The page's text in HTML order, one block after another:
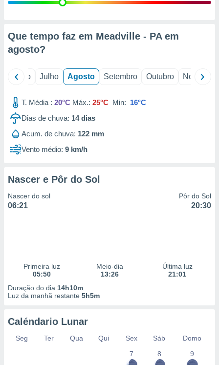
através
estudos
1199
Que tempo faz em Meadville - PA em
agosto?
Junho Julho Agosto Setembro Outubro Novembro
T. Média : 20°C Máx.: 25°C Min: 16°C
Dias de chuva: 14dias
Acum. de chuva: 122 mm
Vento médio: 9 km/h
Nascer e Pôr do Sol
Nascer do sol
06:21
Pôr do Sol
20:30
Primeira luz
05:50
Meio-dia
13:26
Última luz
21:01
Duração do dia 14h10m
Luz da manhã restante 5h5m
Caléndario Lunar
Seg Ter Qua Qui Sex Sáb
Domo
7
8 9